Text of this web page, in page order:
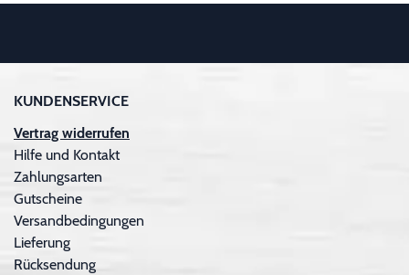
KUNDENSERVICE
Vertrag widerrufen
Hilfe und Kontakt
Zahlungsarten
Gutscheine
Versandbedingungen
Lieferung
Rücksendung